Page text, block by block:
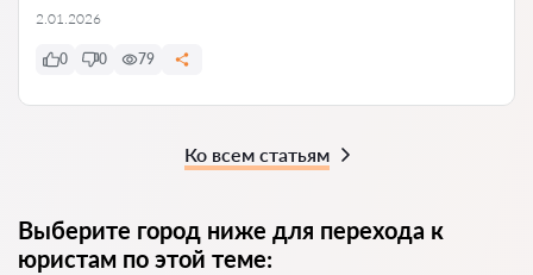
2.01.2026
0 0 79
Ко всем статьям
Выберите город ниже для перехода к
юристам по этой теме: